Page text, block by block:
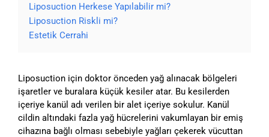
Liposuction Herkese Yapılabilir mi?
Liposuction Riskli mi?
Estetik Cerrahi
Liposuction için doktor önceden yağ alınacak bölgeleri
işaretler ve buralara küçük kesiler atar. Bu kesilerden
içeriye kanül adı verilen bir alet içeriye sokulur. Kanül
cildin altındaki fazla yağ hücrelerini vakumlayan bir emiş
cihazına bağlı olması sebebiyle yağları çekerek vücuttan